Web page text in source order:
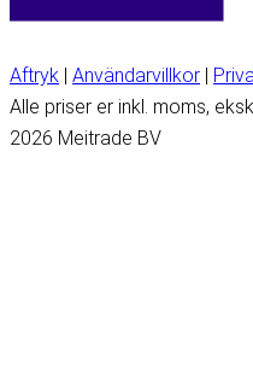
Aftryk | Användarvillkor |
Alle priser er inkl. moms,
2026 Meitrade BV